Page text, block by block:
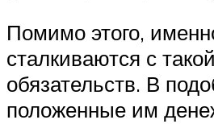
Помимо этого,
сталкиваются с
обязательств. В
положенные им